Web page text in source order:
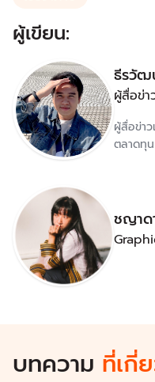
ผู้เขียน:
ธีรวัฒ
ผู้สื่อข่า
ผู้สื่อข่า
ตลาดทุน
ชญาด
บทความ ที่เกี่